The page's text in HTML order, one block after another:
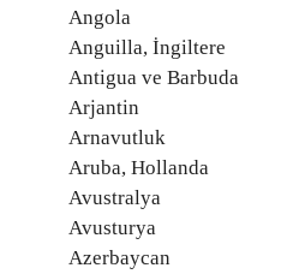
Angola
Anguilla, İngiltere
Antigua ve Barbuda
Arjantin
Arnavutluk
Aruba, Hollanda
Avustralya
Avusturya
Azerbaycan